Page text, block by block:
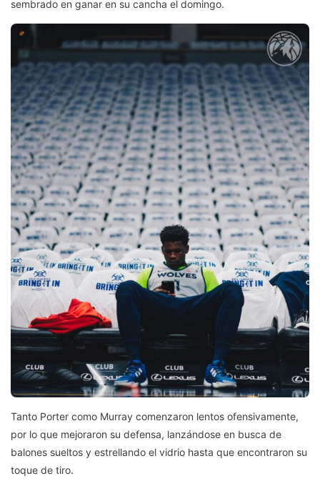
sembrado en ganar en su cancha el domingo.
Tanto Porter como Murray comenzaron lentos ofensivamente,
por lo que mejoraron su defensa, lanzándose en busca de
balones sueltos y estrellando el vidrio hasta que encontraron su
toque de tiro.